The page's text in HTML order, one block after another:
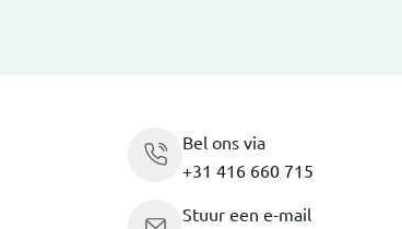
Bel ons via
+31 416 660 715
Stuur een e-mail